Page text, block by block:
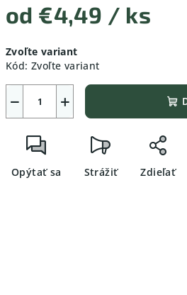
od €4,49 / ks
cena:
Zvoľte variant
Kód: Zvoľte variant
+
−
Opýtať sa Strážiť Zdieľať